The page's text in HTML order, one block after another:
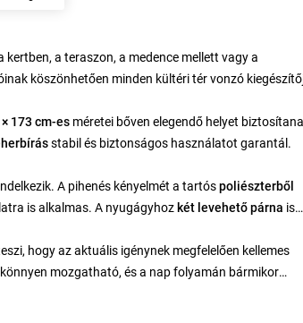
kertben, a teraszon, a medence mellett vagy a
köszönhetően minden kültéri tér vonzó
173 cm-es méretei bőven elegendő helyet
stabil és biztonságos használatot garantál.
A pihenés kényelmét a tartóspoliészterből
is alkalmas. A nyugágyhoz két levehető párna is
hogy az aktuális igénynek megfelelően kellemes
mozgatható, és a nap folyamán bármikor